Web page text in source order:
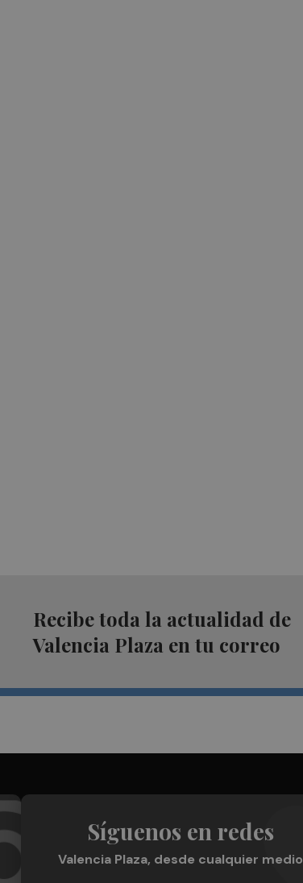
Recibe toda la actualidad de
Valencia Plaza en tu correo
Síguenos en redes
Valencia Plaza, desde cualquier medio